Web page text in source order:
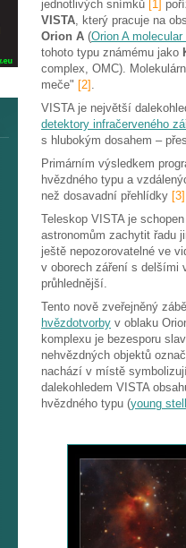
jednotlivých snímků [1]
VISTA, který pracuje na
Orion A (Orion A molecular
tohoto typu známému jako
complex, OMC).
meče" [2] .
VISTA je největší
detektory infračerveného
s hlubokým dosahem –
Primárním výsledkem
hvězdného typu a
než dosavadní přehlídky [3]
Teleskop VISTA je
astronomům zachytit řadu
ještě nepozorovatelné ve
v oborech záření s delšími
průhlednější.
Tento nově zveřejněný
hvězdotvorby v oblaku
komplexu je bezesporu
nehvězdných objektů
nachází v místě
dalekohledem VISTA
hvězdného typu (young